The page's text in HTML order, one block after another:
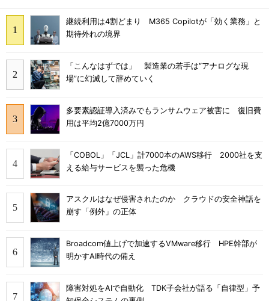
継続利用は4割どまり M365 Copilotが「効く業務」と
期待外れの境界
「こんなはずでは」 製造業の若手は“アナログな現
場”に幻滅して辞めていく
多要素認証導入済みでもランサムウェア被害に 復旧費
用は平均2億7000万円
「COBOL」「JCL」計7000本のAWS移行 2000社を支
える給与サービスを襲った危機
アスクルはなぜ侵害されたのか クラウドの安全神話を
崩す「例外」の正体
Broadcom値上げで加速するVMware移行 HPE幹部が
明かすAI時代の備え
障害対処をAIで自動化 TDK子会社が語る「自律型」予